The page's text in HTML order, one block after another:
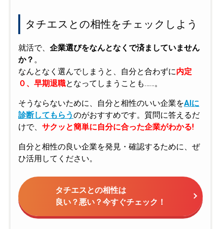
タチエスとの相性をチェックしよう
就活で、 企業選びをなんとなくで済ましていません
か？ 。
なんとなく選んでしまうと、自分と合わずに内定
０、早期退職となってしまうことも……。
そうならないために、自分と相性のいい企業をAIに
診断してもらうのがおすすめです。質問に答えるだ
けで、 サクッと簡単に自分に合った企業がわかる!
自分と相性の良い企業を発見・確認するために、ぜ
ひ活用してください。
タチエスとの相性は
良い？悪い？今すぐチェック！